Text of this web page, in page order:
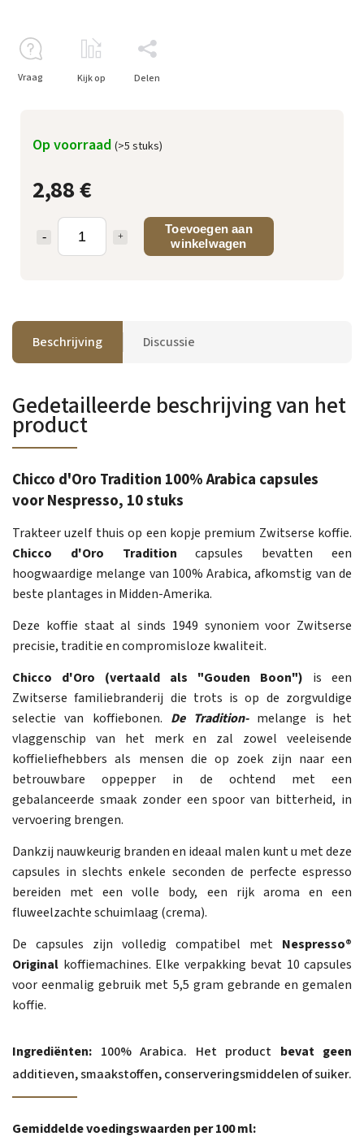
2,88 €
Toevoegen aan
winkelwagen
Op voorraad (>5 stuks)
Vraag Kijk op Delen
Beschrijving Discussie
Gedetailleerde beschrijving van het
product
Chicco d'Oro Tradition 100% Arabica capsules
voor Nespresso, 10 stuks
Trakteer uzelf thuis op een kopje premium Zwitserse koffie.
Chicco d'Oro Tradition capsules bevatten een
hoogwaardige melange van 100% Arabica, afkomstig van de
beste plantages in Midden-Amerika.
Deze koffie staat al sinds 1949 synoniem voor Zwitserse
precisie, traditie en compromisloze kwaliteit.
Chicco d'Oro (vertaald als "Gouden Boon") is een
Zwitserse familiebranderij die trots is op de zorgvuldige
selectie van koffiebonen. De Tradition-melange is het
vlaggenschip van het merk en zal zowel veeleisende
koffieliefhebbers als mensen die op zoek zijn naar een
betrouwbare oppepper in de ochtend met een
gebalanceerde smaak zonder een spoor van bitterheid, in
vervoering brengen.
Dankzij nauwkeurig branden en ideaal malen kunt u met deze
capsules in slechts enkele seconden de perfecte espresso
bereiden met een volle body, een rijk aroma en een
fluweelzachte schuimlaag (crema).
De capsules zijn volledig compatibel met Nespresso®
Original koffiemachines. Elke verpakking bevat 10 capsules
voor eenmalig gebruik met 5,5 gram gebrande en gemalen
koffie.
Ingrediënten: 100% Arabica. Het product bevat geen
additieven, smaakstoffen, conserveringsmiddelen of suiker.
Gemiddelde voedingswaarden per 100 ml: